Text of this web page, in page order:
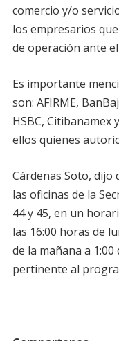
comercio y/o
los empresarios
de operación ante el
Es importante
son: AFIRME,
HSBC, Citibanamex
ellos quienes
Cárdenas Soto, dijo
las oficinas de la
44 y 45, en un
las 16:00 horas de
de la mañana a
pertinente al